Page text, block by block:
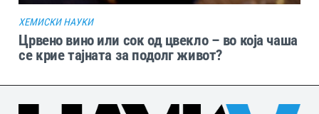
ХЕМИСКИ НАУКИ
Црвено вино или сок од цвекло – во која чаша
се крие тајната за подолг живот?